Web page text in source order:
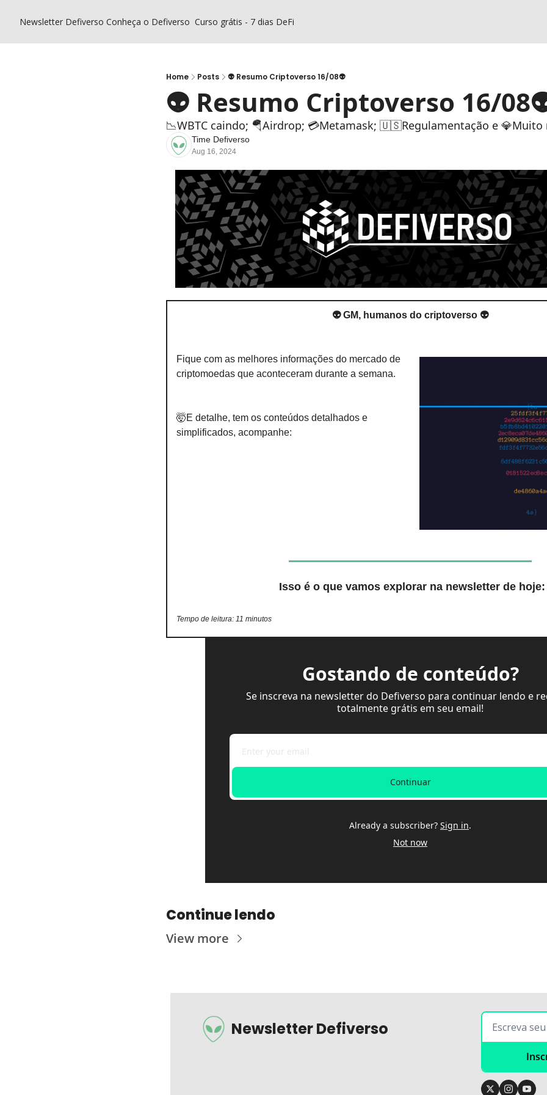
Newsletter Defiverso Conheça o Defiverso Curso grátis - 7 dias DeFi
Home Posts 👽 Resumo Criptoverso 16/08👽
👽 Resumo Criptoverso 16/
📉WBTC caindo; 🪂Airdrop; 💳Metamask; 🇺🇸Regulamentação e 💎Muito
Time Defiverso
Aug 16, 2024
👽 GM, humanos do criptoverso 👽
Fique com as melhores informações do mercado de
criptomoedas que aconteceram durante a semana.
🤯E detalhe, tem os conteúdos detalhados e
simplificados, acompanhe:
Isso é o que vamos explorar na newsletter de hoje:
Tempo de leitura: 11 minutos
Gostando de conteúdo?
Se inscreva na newsletter do Defiverso para continuar lendo e
totalmente grátis em seu email!
Continuar
Already a subscriber? Sign in.
Not now
Continue lendo
View more
Newsletter Defiverso